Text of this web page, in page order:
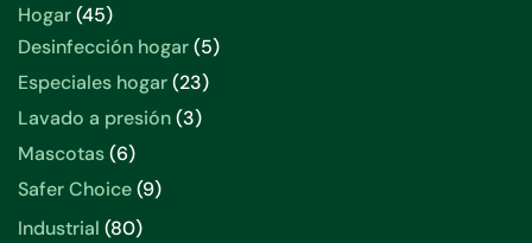
Hogar 4545
productos
Desinfección hogar 55
Especiales hogar 2323
productos
Lavado a presión 33
Mascotas 66
productos
Safer Choice 99
Industrial 8080